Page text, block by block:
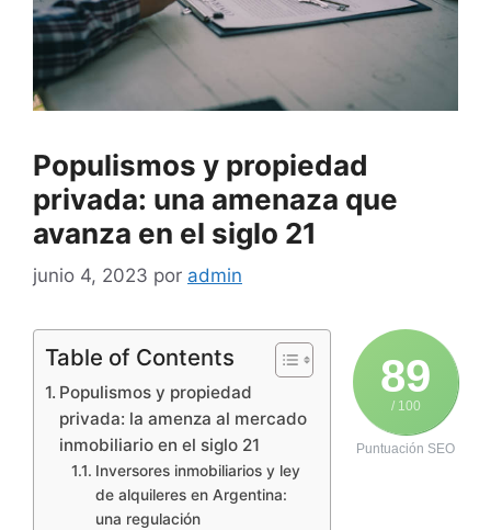
Populismos y propiedad
privada: una amenaza que
avanza en el siglo 21
junio 4, 2023 por admin
89
/ 100
Puntuación SEO
Table of Contents
Populismos y propiedad
privada: la amenza al mercado
inmobiliario en el siglo 21
Inversores inmobiliarios y ley
de alquileres en Argentina:
una regulación